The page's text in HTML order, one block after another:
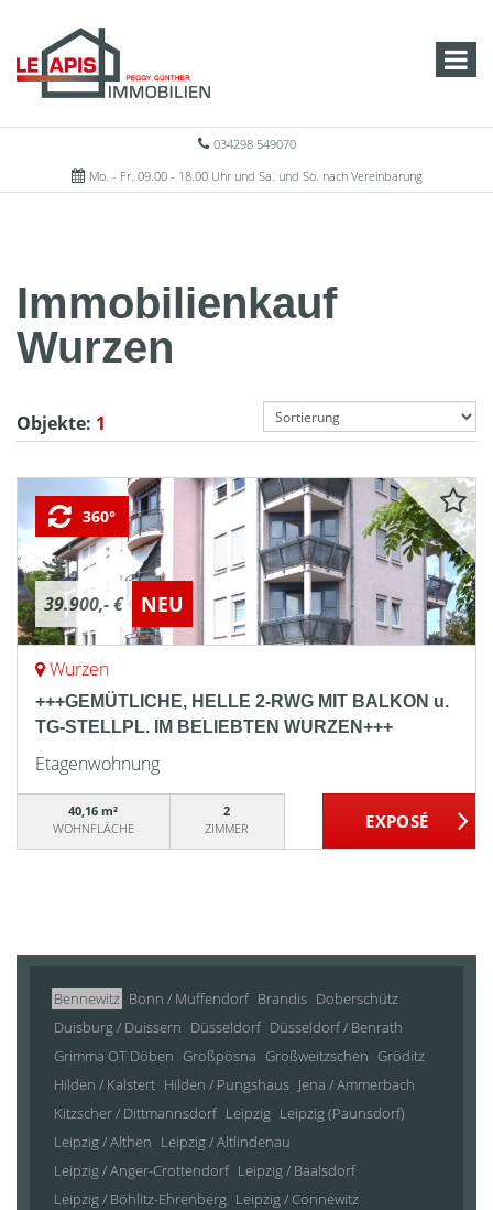
034298 549070
Mo. - Fr. 09.00 - 18.00 Uhr und Sa. und So. nach Vereinbarung
Immobilienkauf
Wurzen
Objekte: 1
39.900,- € NEU
360°
Wurzen
+++GEMÜTLICHE, HELLE 2-RWG MIT BALKON u.
TG-STELLPL. IM BELIEBTEN WURZEN+++
Etagenwohnung
40,16 m²
WOHNFLÄCHE
2
ZIMMER
Bennewitz Bonn / Muffendorf Brandis Doberschütz
Duisburg / Duissern Düsseldorf Düsseldorf / Benrath
Grimma OT Döben Großpösna Großweitzschen Gröditz
Hilden / Kalstert Hilden / Pungshaus Jena / Ammerbach
Kitzscher / Dittmannsdorf Leipzig Leipzig (Paunsdorf)
Leipzig / Althen Leipzig / Altlindenau
Leipzig / Anger-Crottendorf Leipzig / Baalsdorf
Leipzig / Böhlitz-Ehrenberg Leipzig / Connewitz